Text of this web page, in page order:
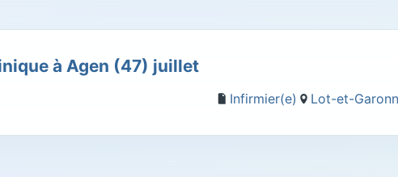
à Agen (47) juillet
Infirmier(e) Lot-et-